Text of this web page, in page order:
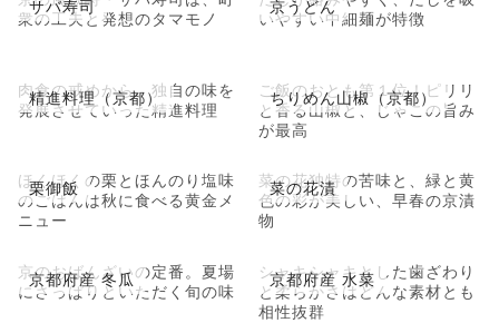
サバ寿司
衆の工夫と発想のタマモノ
京うどん
いやすい中細麺が特徴
精進料理（京都）
肉食の戒めから、独自の味を
発展させていった精進料理
ちりめん山椒（京都）
ご飯のおとも第１位！ピリリ
と香る山椒と、じゃこの旨み
が最高
栗御飯
ほくほくの栗とほんのり塩味
のごはんは秋に食べる黄金メ
ニュー
菜の花漬
菜の花独特の苦味と、緑と黄
色の彩が美しい、早春の京漬
物
京都府産 冬瓜
京のおばんざいの定番。夏場
にさっぱりといただく旬の味
京都府産 水菜
シャキシャキとした歯ざわり
と柔らかさはどんな素材とも
相性抜群